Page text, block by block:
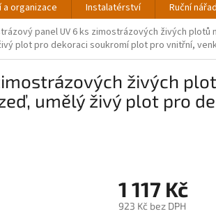
a organizace Instalatérství Ruční
panel UV 6 ks zimostrázových živých
plot pro dekoraci soukromí plot pro vnitřní,
živých
umělý živý plot pro
1 117 Kč
923 Kč bez DPH